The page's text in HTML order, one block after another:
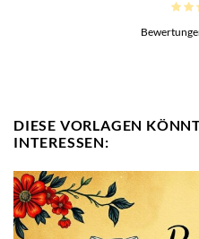
DIESE VORLAGEN
INTERESSEN: